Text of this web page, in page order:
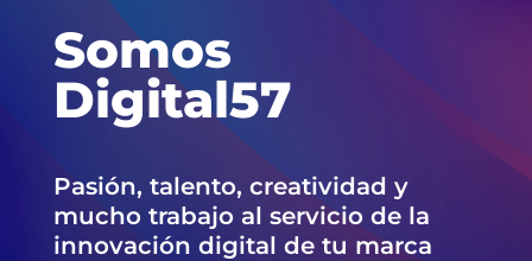
Somos
Digital57
Pasión, talento, creatividad y
mucho trabajo al servicio de la
innovación digital de tu marca